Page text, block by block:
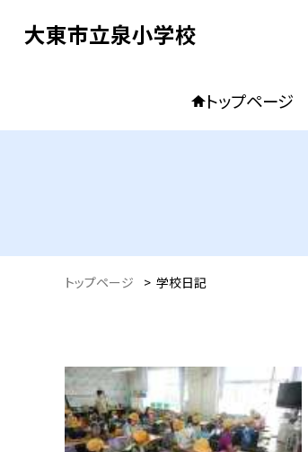
大東市立泉小学校
トップページ
トップページ > 学校日記